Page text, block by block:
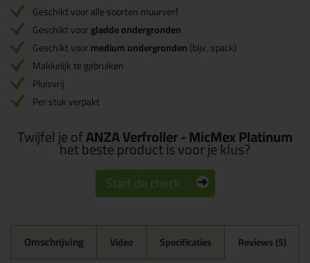
Geschikt voor alle soorten muurverf
Geschikt voorgladde ondergronden
Geschikt voormedium ondergronden(bijv. spack)
Makkelijk te gebruiken
Pluisvrij
Per stuk verpakt
Twijfel je ofANZA Verfroller - MicMex Platinum
het beste product is voor je klus?
Start de check
Omschrijving Video Specificaties Reviews (5)